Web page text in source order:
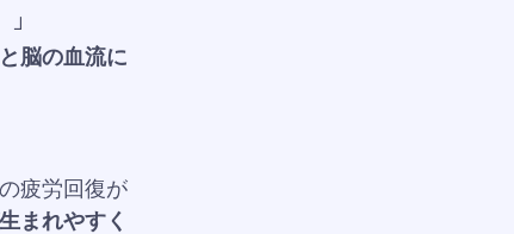
脳の血流に
疲労回復が
まれやすく